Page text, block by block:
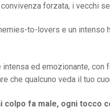
forzata, i vecchi
to-lovers e un
ed emozionante,
che qualcuno veda il tuo
fa male, ogni tocco